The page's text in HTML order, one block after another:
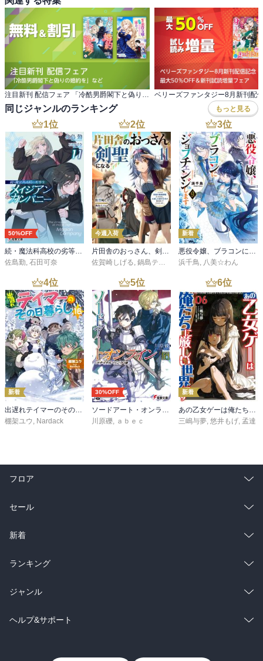
注目新刊 配信フェア 「冷酷男爵閣下と偽りの婚約を」など
同じジャンルのランキング もっと見る
1位
50%OFF
続・魔法科高校の劣等生 メイジアン・カンパニー(11)
佐島勤, 石田可奈
2位
今週入荷
片田舎のおっさん、剣聖になる 11 ～ただの田舎の剣術師範だったのに、大成した弟子たちが俺を放ってくれない件～
佐賀崎しげる, 鍋島テツヒロ
3位
新着
悪役令嬢、ブラコンにジョブチェンジします９【電子特典付き】
浜千鳥, 八美☆わん
4位
新着
棚架ユウ Nardack
5位
30%OFF
川原礫
ａｂｅｃ
6位
新着
三嶋与夢 悠井もげ 孟達
フロア
総合
ラノベ
雑誌・グラビア
BL・TL
セール
総合
ラノベ
雑誌・グラビア
BL・TL
新着
総合
ラノベ
雑誌・グラビア
ランキング
総合
ラノベ
ジャンル
コミック
ヘルプ&サポート